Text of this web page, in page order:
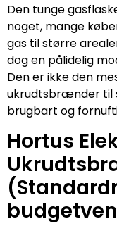
Den tunge
noget, mange
gas til større
dog en pålidelig
Den er ikke den
ukrudtsbrænder til
brugbart og
Hortus